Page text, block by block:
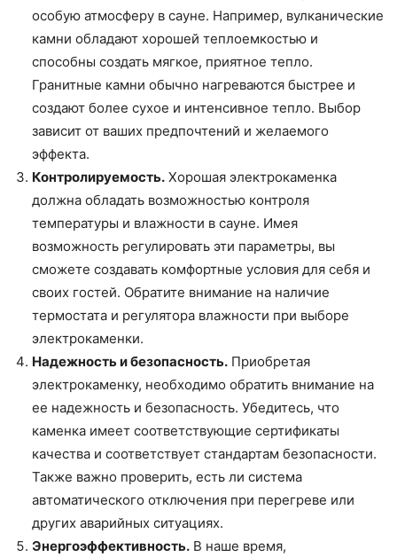
особую атмосферу в сауне. Например, вулканические
камни обладают хорошей теплоемкостью и
способны создать мягкое, приятное тепло.
Гранитные камни обычно нагреваются быстрее и
создают более сухое и интенсивное тепло. Выбор
зависит от ваших предпочтений и желаемого
эффекта.
Контролируемость. Хорошая электрокаменка
должна обладать возможностью контроля
температуры и влажности в сауне. Имея
возможность регулировать эти параметры, вы
сможете создавать комфортные условия для себя и
своих гостей. Обратите внимание на наличие
термостата и регулятора влажности при выборе
электрокаменки.
Надежность и безопасность. Приобретая
электрокаменку, необходимо обратить внимание на
ее надежность и безопасность. Убедитесь, что
каменка имеет соответствующие сертификаты
качества и соответствует стандартам безопасности.
Также важно проверить, есть ли система
автоматического отключения при перегреве или
других аварийных ситуациях.
Энергоэффективность. В наше время,